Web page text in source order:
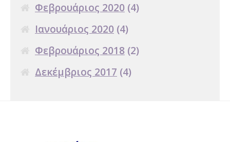
Φεβρουάριος 2020 (4)
Ιανουάριος 2020 (4)
Φεβρουάριος 2018 (2)
Δεκέμβριος 2017 (4)